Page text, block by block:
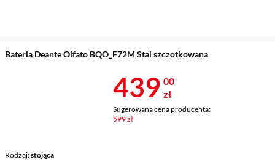
Bateria Deante Olfato BQO_F72M Stal szczotkowana
Rodzaj stojąca
Cena 439 zł
439 00
zł
Sugerowana cena producenta:
599 zł